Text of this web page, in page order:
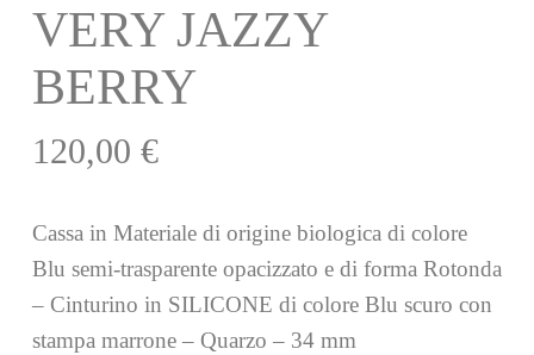
VERY JAZZY
BERRY
120,00 €
Cassa in Materiale di origine biologica di colore
Blu semi-trasparente opacizzato e di forma Rotonda
– Cinturino in SILICONE di colore Blu scuro con
stampa marrone – Quarzo – 34 mm